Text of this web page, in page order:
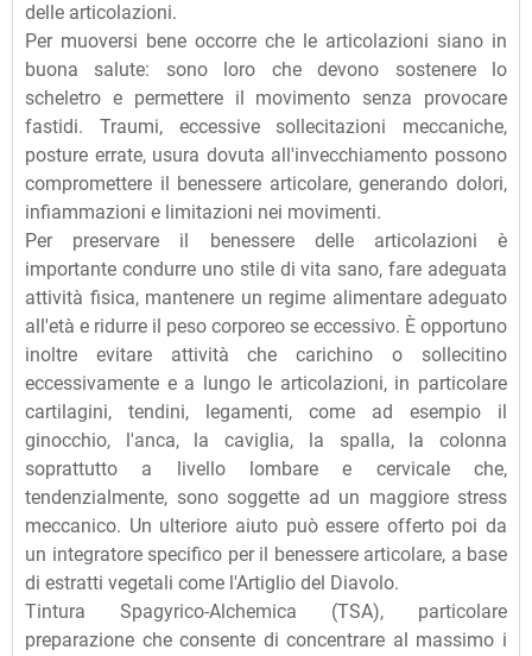
delle articolazioni.
Per muoversi bene occorre che le articolazioni siano in
buona salute: sono loro che devono sostenere lo
scheletro e permettere il movimento senza provocare
fastidi. Traumi, eccessive sollecitazioni meccaniche,
posture errate, usura dovuta all'invecchiamento possono
compromettere il benessere articolare, generando dolori,
infiammazioni e limitazioni nei movimenti.
Per preservare il benessere delle articolazioni è
importante condurre uno stile di vita sano, fare adeguata
attività fisica, mantenere un regime alimentare adeguato
all'età e ridurre il peso corporeo se eccessivo. È opportuno
inoltre evitare attività che carichino o sollecitino
eccessivamente e a lungo le articolazioni, in particolare
cartilagini, tendini, legamenti, come ad esempio il
ginocchio, l'anca, la caviglia, la spalla, la colonna
soprattutto a livello lombare e cervicale che,
tendenzialmente, sono soggette ad un maggiore stress
meccanico. Un ulteriore aiuto può essere offerto poi da
un integratore specifico per il benessere articolare, a base
di estratti vegetali come l'Artiglio del Diavolo.
Tintura Spagyrico-Alchemica (TSA), particolare
preparazione che consente di concentrare al massimo i